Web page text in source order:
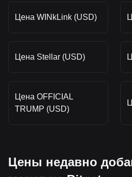
Цена WINkLink (USD)
Цена Stellar (USD)
Цена OFFICIAL
TRUMP (USD)
Цены недавно